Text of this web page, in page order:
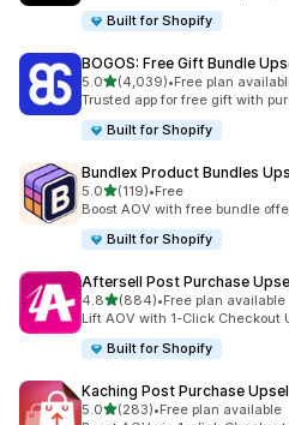
Built for Shopify
BOGOS: Free Gift Bundle
5.0별 5개 중
(4,039)
총 리뷰 4039개
•Free plan
Trusted app for free gift with
Built for Shopify
Bundlex Product Bundles
5.0별 5개 중
(119)
총 리뷰 119개
•Free
Boost AOV with free bundle
Built for Shopify
Aftersell Post Purchase
4.8별 5개 중
(884)
총 리뷰 884개
•Free plan available
Lift AOV with 1-Click Checkout
Built for Shopify
Kaching Post Purchase
5.0별 5개 중
(283)
총 리뷰 283개
•Free plan available